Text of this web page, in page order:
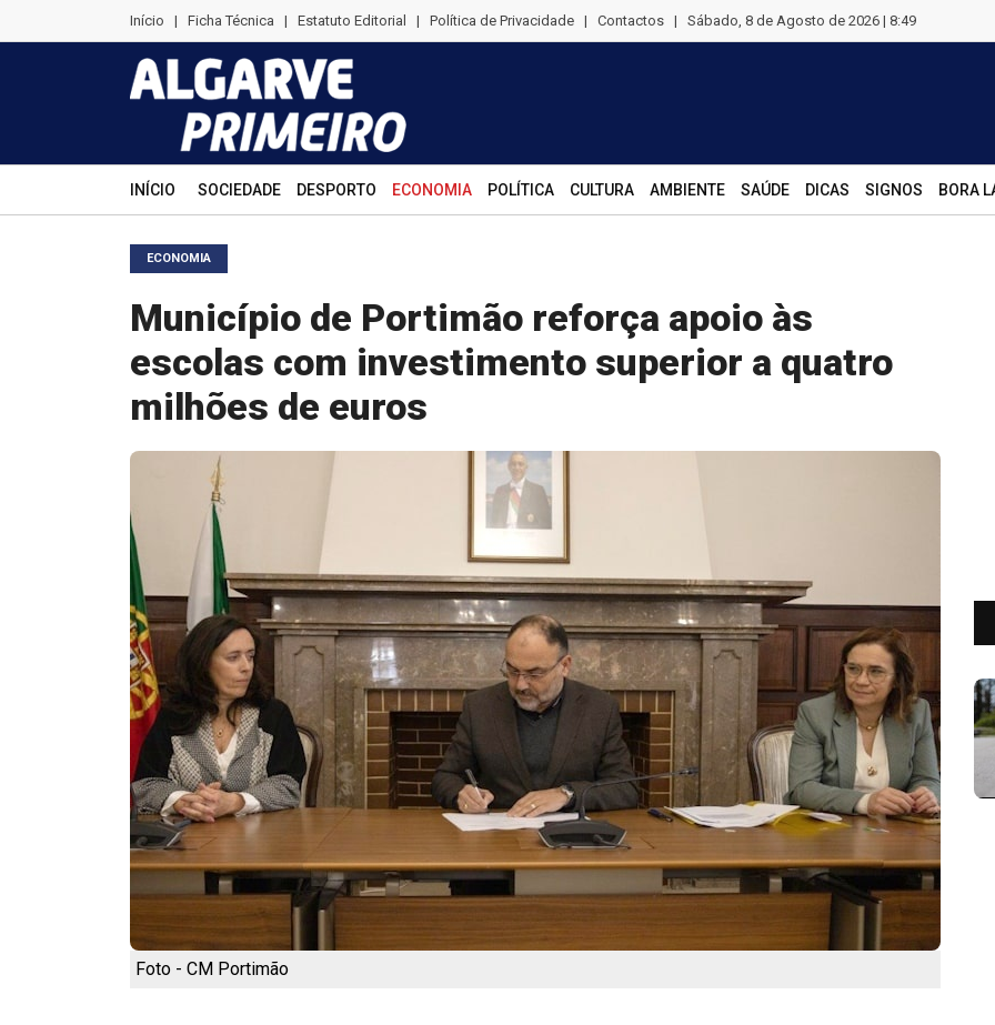
Início | Ficha Técnica | Estatuto Editorial | Política de Privacidade | Contactos | Sábado, 8 de Agosto de 2026 | 8:49
INÍCIO SOCIEDADE DESPORTO ECONOMIA POLÍTICA CULTURA AMBIENTE SAÚDE DICAS SIGNOS BORA
ECONOMIA
Município de Portimão reforça apoio às
escolas com investimento superior a quatro
milhões de euros
Foto - CM Portimão